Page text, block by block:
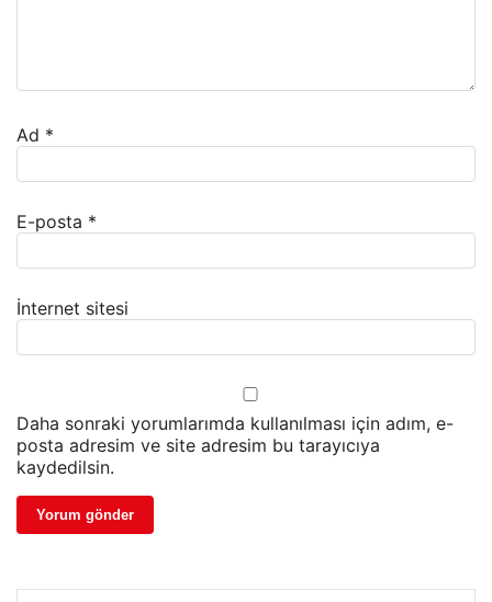
Ad *
E-posta *
İnternet sitesi
Daha sonraki yorumlarımda kullanılması için adım, e-
posta adresim ve site adresim bu tarayıcıya
kaydedilsin.